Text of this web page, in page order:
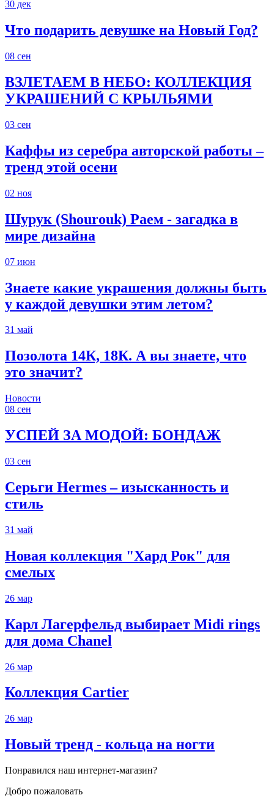
30 дек
Что подарить девушке на Новый Год?
08 сен
ВЗЛЕТАЕМ В НЕБО: КОЛЛЕКЦИЯ
УКРАШЕНИЙ С КРЫЛЬЯМИ
03 сен
Каффы из серебра авторской работы –
тренд этой осени
02 ноя
Шурук (Shourouk) Раем - загадка в
мире дизайна
07 июн
Знаете какие украшения должны быть
у каждой девушки этим летом?
31 май
Позолота 14К, 18К. А вы знаете, что
это значит?
Новости
08 сен
УСПЕЙ ЗА МОДОЙ: БОНДАЖ
03 сен
Серьги Hermes – изысканность и
стиль
31 май
Новая коллекция "Хард Рок" для
смелых
26 мар
Карл Лагерфельд выбирает Midi rings
для дома Chanel
26 мар
Коллекция Cartier
26 мар
Новый тренд - кольца на ногти
Понравился наш интернет-магазин?
Добро пожаловать